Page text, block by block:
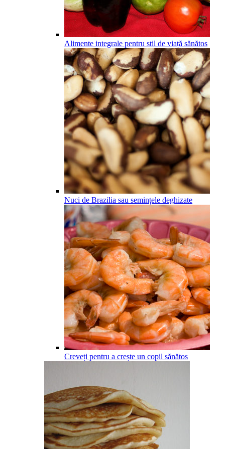
Alimente integrale pentru stil de viață sănătos
Nuci de Brazilia sau semințele deghizate
Creveți pentru a crește un copil sănătos